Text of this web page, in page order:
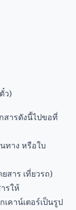
ว)
สารดังนี้ไปขอที่
ทาง หรือใบ
สาร เที่ยวรถ)
รให้
คาน์เตอร์เป็นรูป